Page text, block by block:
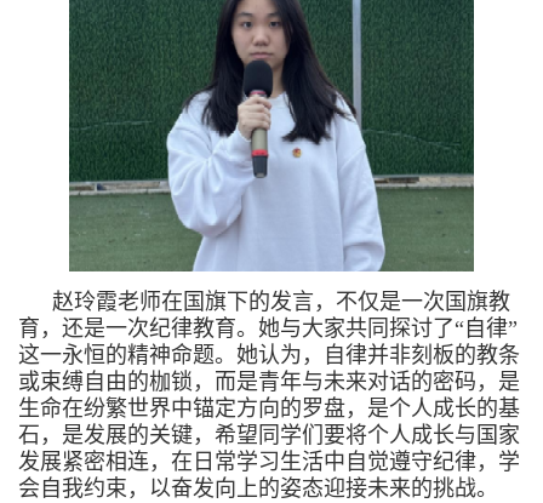
赵玲霞老师在国旗下的发言，不仅是一次国旗教
育，还是一次纪律教育。她与大家共同探讨了“自律”
这一永恒的精神命题。她认为，自律并非刻板的教条
或束缚自由的枷锁，而是青年与未来对话的密码，是
生命在纷繁世界中锚定方向的罗盘，是个人成长的基
石，是发展的关键，希望同学们要将个人成长与国家
发展紧密相连，在日常学习生活中自觉遵守纪律，学
会自我约束，以奋发向上的姿态迎接未来的挑战。